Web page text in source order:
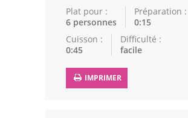
Cuisine Libanaise
Astuces de cuisine
Plat pour :
6 personnes
Préparation :
0:15
Cuisson :
0:45
Difficulté :
facile
IMPRIMER